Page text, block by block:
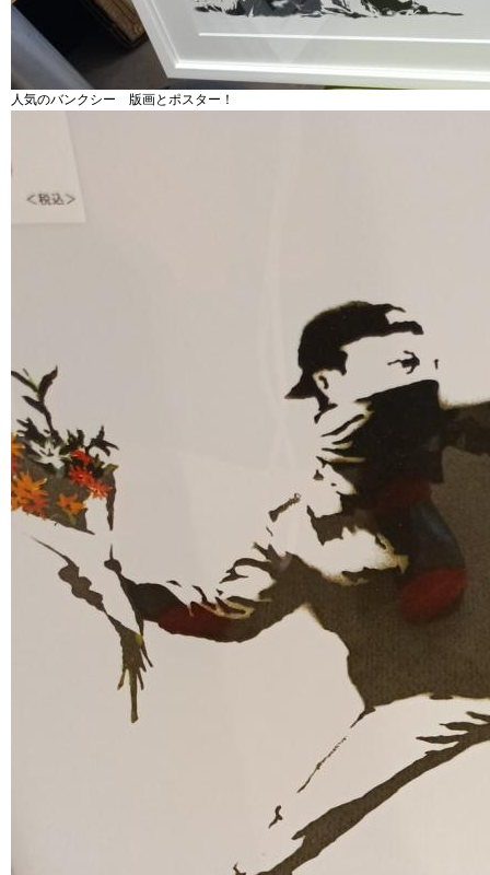
人気のバンクシー 版画とポスター！